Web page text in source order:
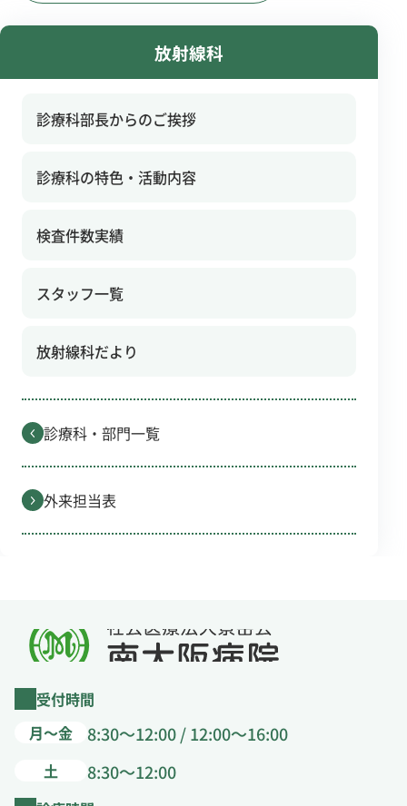
放射線科
診療科部長からのご挨拶
診療科の特色・活動内容
検査件数実績
スタッフ一覧
放射線科だより
診療科・部門一覧
外来担当表
受付時間
月～金
8:30～12:00 / 12:00～16:00
土 8:30～12:00